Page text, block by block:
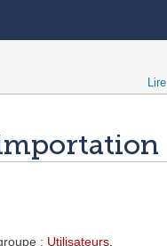
: Utilisateurs.
Lire